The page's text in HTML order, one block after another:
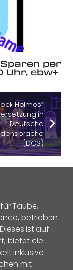
Sparen per
Uhr, ebw+
Holmes“
in
Deutsche
(DGS)
Taube,
betrieben
ist auf
bietet die
inklusive
mit